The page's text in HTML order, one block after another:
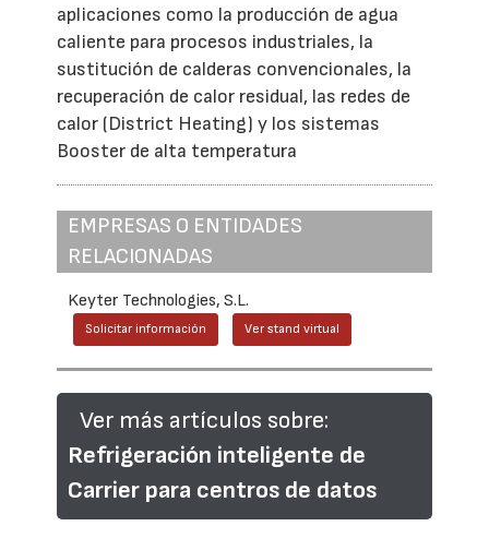
aplicaciones como la producción de agua
caliente para procesos industriales, la
sustitución de calderas convencionales, la
recuperación de calor residual, las redes de
calor (District Heating) y los sistemas
Booster de alta temperatura
EMPRESAS O ENTIDADES
RELACIONADAS
Keyter Technologies, S.L.
Solicitar información Ver stand virtual
Ver más artículos sobre:
Refrigeración inteligente de
Carrier para centros de datos